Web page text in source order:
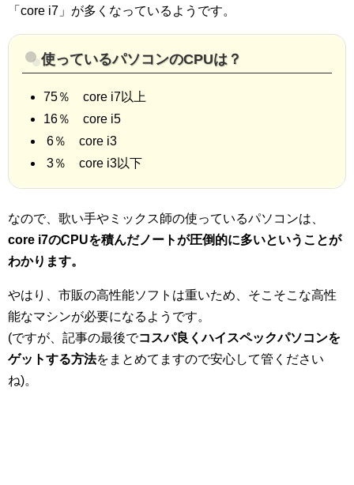
「core i7」が多くなっているようです。
使っているパソコンのCPUは？
75％ core i7以上
16％ core i5
6％ core i3
3％ core i3以下
なので、歌い手やミックス師の使っているパソコンは、
core i7のCPUを積んだノートが圧倒的に多いということが
わかります。
やはり、市販の高性能ソフトは重いため、そこそこな高性
能なマシンが必要になるようです。
(ですが、記事の最後でコスパ良くハイスペックパソコンを
ゲットする方法をまとめてますので安心して管ください
ね)。